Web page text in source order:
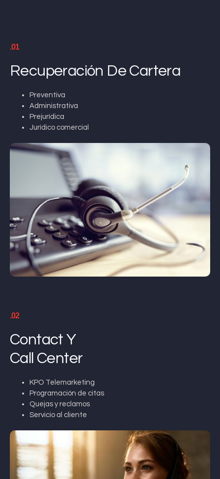
.01
Recuperación De Cartera
Preventiva
Administrativa
Prejurídica
Jurídico comercial
.02
Contact Y
Call Center
KPO Telemarketing
Programación de citas
Quejas y reclamos
Servicio al cliente